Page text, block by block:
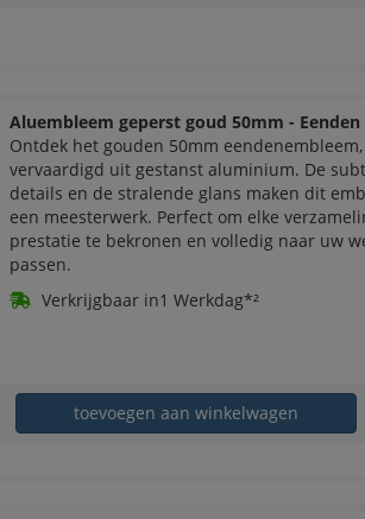
Aluembleem geperst goud 50mm - Eenden
Ontdek het gouden 50mm eendenembleem,
vervaardigd uit gestanst aluminium. De
details en de stralende glans maken dit
een meesterwerk. Perfect om elke
prestatie te bekronen en volledig naar uw
passen.
Verkrijgbaar in1 Werkdag*²
toevoegen aan winkelwagen